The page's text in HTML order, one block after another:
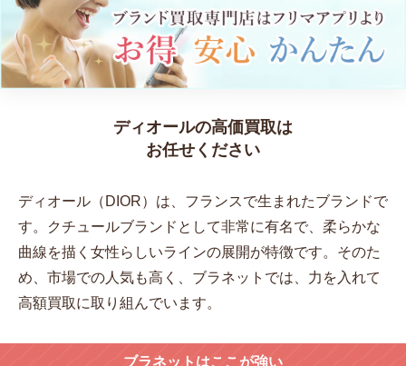
ディオールの高価買取は
お任せください
ディオール（DIOR）は、フランスで生まれたブランドで
す。クチュールブランドとして非常に有名で、柔らかな
曲線を描く女性らしいラインの展開が特徴です。そのた
め、市場での人気も高く、ブラネットでは、力を入れて
高額買取に取り組んでいます。
ブラネットはここが強い